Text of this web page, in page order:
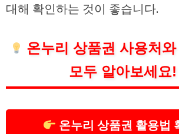
대해 확인하는 것이 좋습니다.
온누리 상품권 사용처
모두 알아보세요!
온누리 상품권 활용법